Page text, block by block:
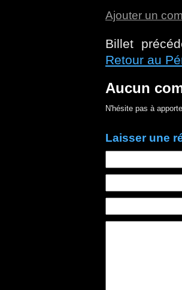
Ajouter un
Billet
Retour au
Aucun
N'hésite pas à
Laisser une